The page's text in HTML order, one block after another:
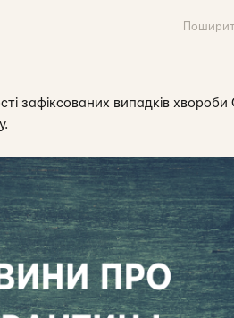
зафіксованих випадків